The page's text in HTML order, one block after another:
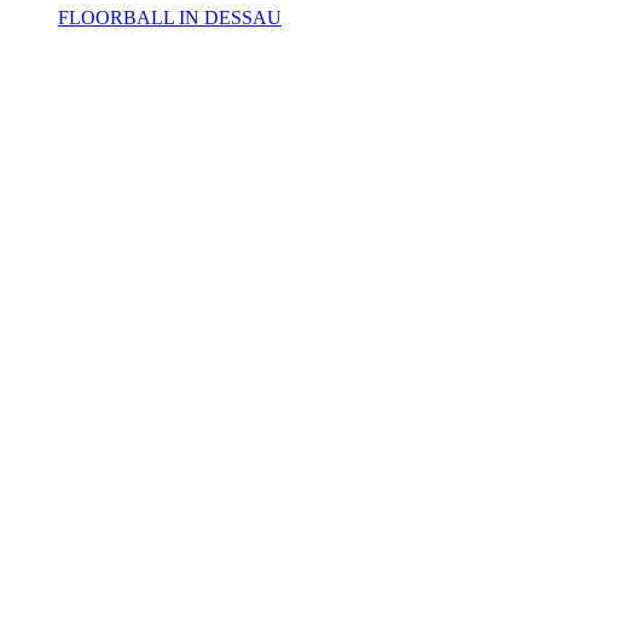
FLOORBALL IN DESSAU